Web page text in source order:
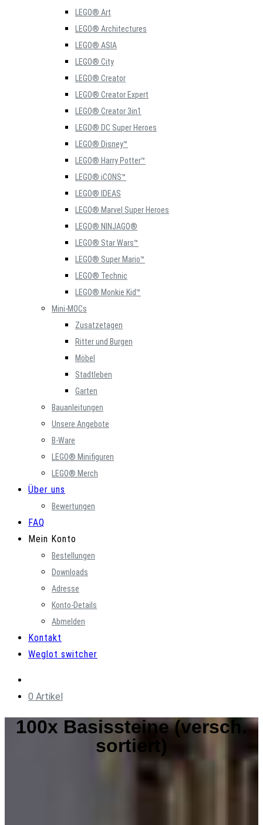
LEGO® Art
LEGO® Architectures
LEGO® ASIA
LEGO® City
LEGO® Creator
LEGO® Creator Expert
LEGO® Creator 3in1
LEGO® DC Super Heroes
LEGO® Disney™
LEGO® Harry Potter™
LEGO® iCONS™
LEGO® IDEAS
LEGO® Marvel Super Heroes
LEGO® NINJAGO®
LEGO® Star Wars™
LEGO® Super Mario™
LEGO® Technic
LEGO® Monkie Kid™
Mini-MOCs
Zusatzetagen
Ritter und Burgen
Möbel
Stadtleben
Garten
Bauanleitungen
Unsere Angebote
B-Ware
LEGO® Minifiguren
LEGO® Merch
Über uns
Bewertungen
FAQ
Mein Konto
Bestellungen
Downloads
Adresse
Konto-Details
Abmelden
Kontakt
Weglot switcher
0 Artikel
100x Basissteine (versch.
sortiert)